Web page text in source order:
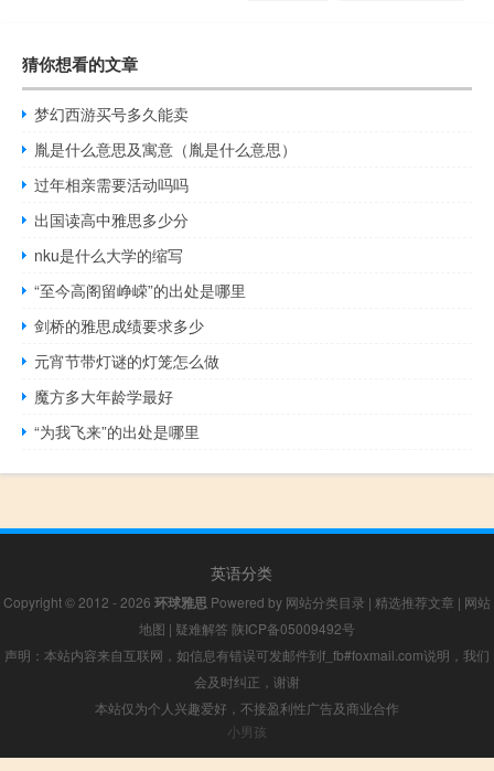
猜你想看的文章
梦幻西游买号多久能卖
胤是什么意思及寓意（胤是什么意思）
过年相亲需要活动吗吗
出国读高中雅思多少分
nku是什么大学的缩写
“至今高阁留峥嵘”的出处是哪里
剑桥的雅思成绩要求多少
元宵节带灯谜的灯笼怎么做
魔方多大年龄学最好
“为我飞来”的出处是哪里
英语分类
Copyright © 2012 - 2026 环球雅思 Powered by 网站分类目录 | 精选推荐文章 | 网站
地图 | 疑难解答 陕ICP备05009492号
声明：本站内容来自互联网，如信息有错误可发邮件到f_fb#foxmail.com说明，我们
会及时纠正，谢谢
本站仅为个人兴趣爱好，不接盈利性广告及商业合作
小男孩